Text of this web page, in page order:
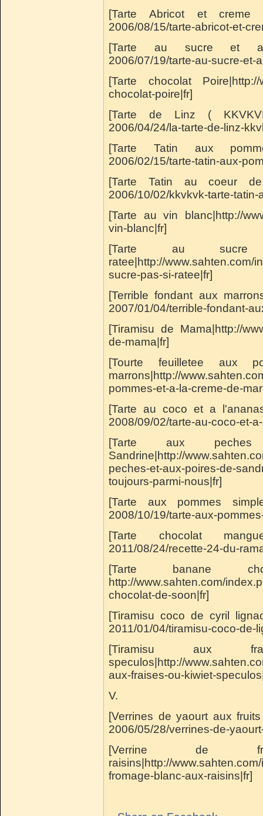
[Tarte Abricot et creme
2006/08/15/tarte-abricot-et-
[Tarte au sucre et au
2006/07/19/tarte-au-sucre-et-
[Tarte chocolat Poire|http://
chocolat-poire|fr]
[Tarte de Linz (
2006/04/24/la-tarte-de-linz-
[Tarte Tatin aux
2006/02/15/tarte-tatin-aux-
[Tarte Tatin au coeur de
2006/10/02/kkvkvk-tarte-
[Tarte au vin blanc|http://
vin-blanc|fr]
[Tarte au sucre
ratee|http://www.sahten.com/
sucre-pas-si-ratee|fr]
[Terrible fondant aux
2007/01/04/terrible-fondant-
[Tiramisu de Mama|http://
de-mama|fr]
[Tourte feuilletee
marrons|http://
pommes-et-a-la-creme-de-
[Tarte au coco et a
2008/09/02/tarte-au-coco-et-
[Tarte aux
Sandrine|http://
peches-et-aux-poires-de-
toujours-parmi-nous|fr]
[Tarte aux pommes
2008/10/19/tarte-aux-
[Tarte chocolat
2011/08/24/recette-24-du-
[Tarte banane
http://www.sahten.com/
chocolat-de-soon|fr]
[Tiramisu coco de cyril
2011/01/04/tiramisu-coco-de-
[Tiramisu aux
speculos|http://
aux-fraises-ou-kiwiet-
V.
[Verrines de yaourt aux
2006/05/28/verrines-de-
[Verrine de
raisins|http://
fromage-blanc-aux-raisins|fr]